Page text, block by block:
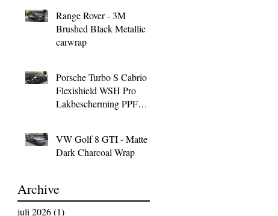
Range Rover - 3M
Brushed Black Metallic
carwrap
Porsche Turbo S Cabrio -
Flexishield WSH Pro
Lakbescherming PPF
VW Golf 8 GTI - Matte
Dark Charcoal Wrap
Archive
juli 2026(1)